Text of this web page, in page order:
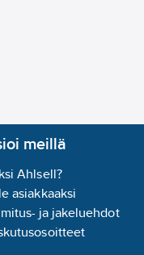
meillä
Ahlsell?
asiakkaaksi
ja jakeluehdot